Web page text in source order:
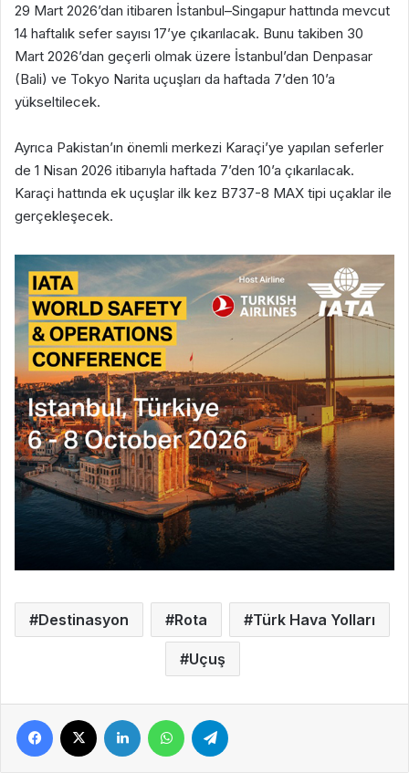
29 Mart 2026’dan itibaren İstanbul–Singapur hattında mevcut
14 haftalık sefer sayısı 17’ye çıkarılacak. Bunu takiben 30
Mart 2026’dan geçerli olmak üzere İstanbul’dan Denpasar
(Bali) ve Tokyo Narita uçuşları da haftada 7’den 10’a
yükseltilecek.
Ayrıca Pakistan’ın önemli merkezi Karaçi’ye yapılan seferler
de 1 Nisan 2026 itibarıyla haftada 7’den 10’a çıkarılacak.
Karaçi hattında ek uçuşlar ilk kez B737-8 MAX tipi uçaklar ile
gerçekleşecek.
Destinasyon Rota Türk Hava Yolları
Uçuş
Facebook LinkedIn WhatsApp